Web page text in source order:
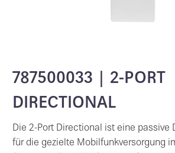
787500033 | 2-PORT
DIRECTIONAL
Die 2-Port Directional ist eine passive
für die gezielte Mobilfunkversorgung